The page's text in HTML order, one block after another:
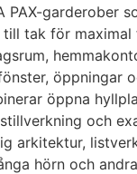
PAX-garderober
tak för
öppningar
öppna
och
arkitektur,
hörn och